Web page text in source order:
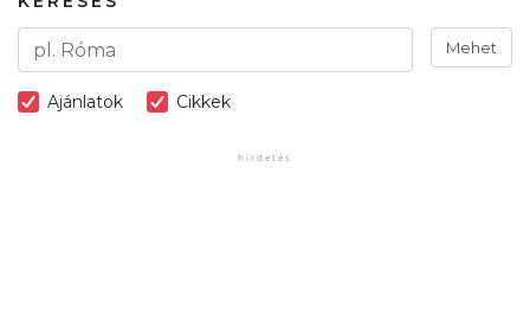
Mehet
Ajánlatok Cikkek